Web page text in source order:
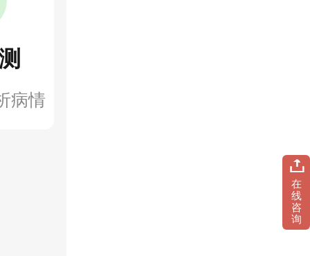
病情
在
线
咨
询